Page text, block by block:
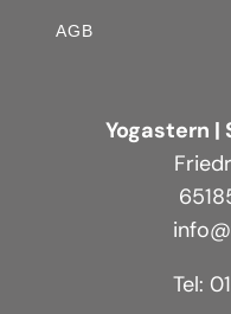
AGB
Yogastern |
Tel: